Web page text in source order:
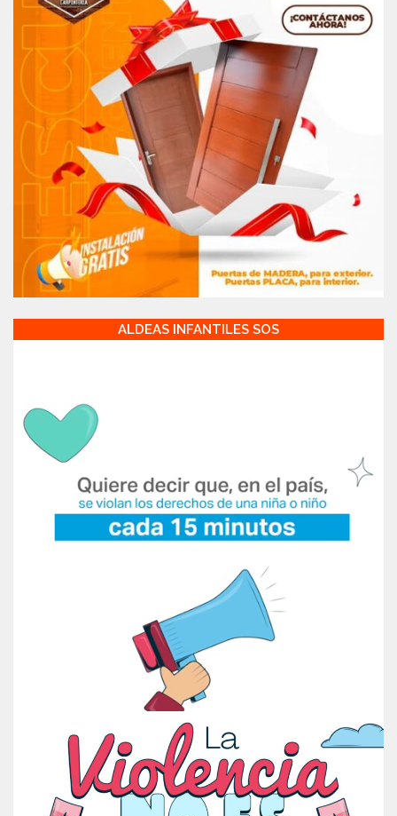
ALDEAS INFANTILES SOS